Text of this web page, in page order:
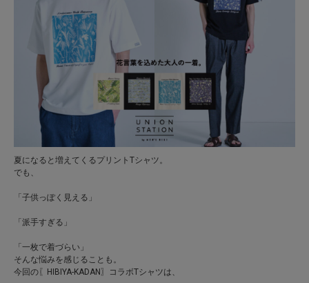
夏になると増えてくるプリントTシャツ。
でも、
「子供っぽく見える」
「派手すぎる」
「一枚で着づらい」
そんな悩みを感じることも。
今回の〖HIBIYA-KADAN〗コラボTシャツは、